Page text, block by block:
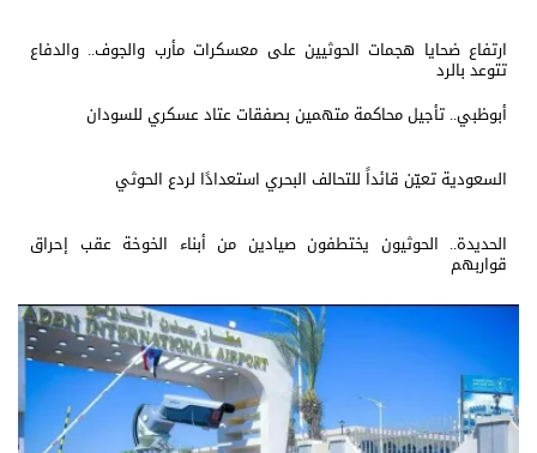
ارتفاع ضحايا هجمات الحوثيين على معسكرات مأرب والجوف.. والدفاع
تتوعد بالرد
أبوظبي.. تأجيل محاكمة متهمين بصفقات عتاد عسكري للسودان
السعودية تعيّن قائداً للتحالف البحري استعدادًا لردع الحوثي
الحديدة.. الحوثيون يختطفون صيادين من أبناء الخوخة عقب إحراق
قواربهم